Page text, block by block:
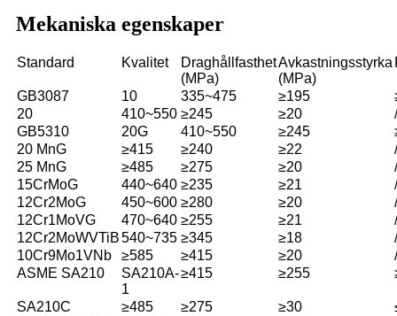
Mekaniska egenskaper
Standard Kvalitet
Draghållfasthet
(MPa)
Avkastningsstyrka
(MPa)
GB3087 10 335~475 ≥195
20
410~550 ≥245 ≥20
/
GB5310
20G 410~550 ≥245
20 MnG
≥415 ≥240 ≥22
/
25 MnG
≥485 ≥275 ≥20
/
15CrMoG
440~640 ≥235 ≥21
/
12Cr2MoG
450~600 ≥280 ≥20
/
12Cr1MoVG
470~640 ≥255 ≥21
/
12Cr2MoWVTiB540~735 ≥345 ≥18
/
10Cr9Mo1VNb
≥585 ≥415 ≥20
/
ASME SA210
SA210A-
1
≥415 ≥255
SA210C ≥485 ≥275 ≥30